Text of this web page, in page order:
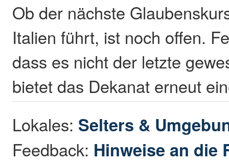
Ob der nächste
Italien führt, ist noch offen.
dass es nicht der letzte
bietet das Dekanat erneut
Lokales: Selters &
Feedback: Hinweise an die